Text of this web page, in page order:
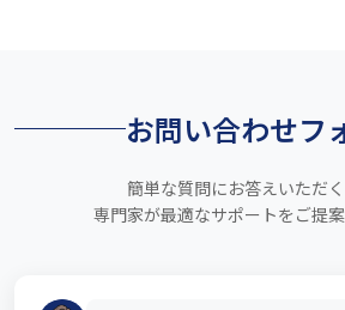
お問い合わせフ
簡単な質問にお答えいただく
専門家が最適なサポートをご提案